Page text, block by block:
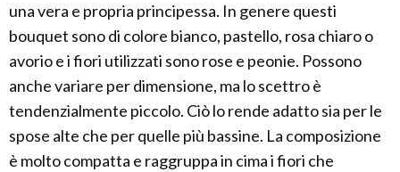
una vera e propria principessa. In genere questi
bouquet sono di colore bianco, pastello, rosa chiaro o
avorio e i fiori utilizzati sono rose e peonie. Possono
anche variare per dimensione, ma lo scettro è
tendenzialmente piccolo. Ciò lo rende adatto sia per le
spose alte che per quelle più bassine. La composizione
è molto compatta e raggruppa in cima i fiori che